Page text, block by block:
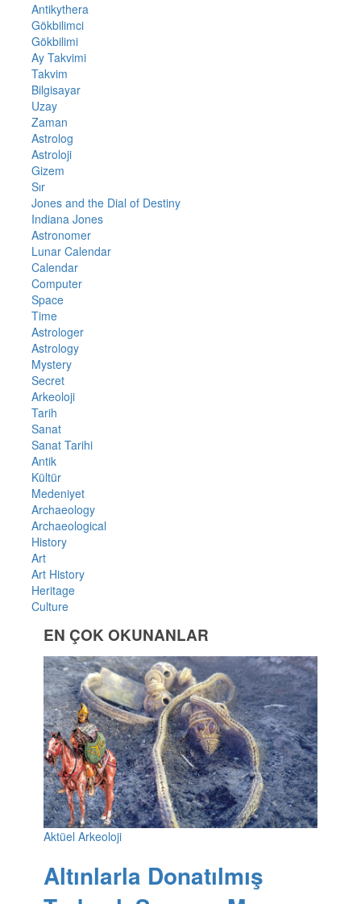
Antikythera
Gökbilimci
Gökbilimi
Ay Takvimi
Takvim
Bilgisayar
Uzay
Zaman
Astrolog
Astroloji
Gizem
Sır
Jones and the Dial of Destiny
Indiana Jones
Astronomer
Lunar Calendar
Calendar
Computer
Space
Time
Astrologer
Astrology
Mystery
Secret
Arkeoloji
Tarih
Sanat
Sanat Tarihi
Antik
Kültür
Medeniyet
Archaeology
Archaeological
History
Art
Art History
Heritage
Culture
EN ÇOK OKUNANLAR
Aktüel Arkeoloji
Altınlarla Donatılmış